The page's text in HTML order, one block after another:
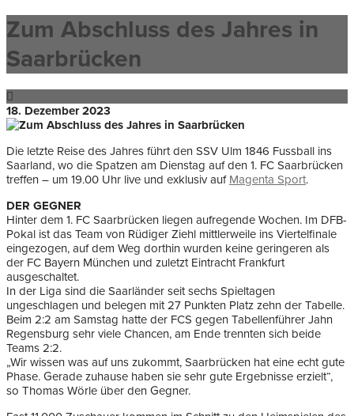
Zum Abschluss des Jahres in
Saarbrücken
18. Dezember 2023
Die letzte Reise des Jahres führt den SSV Ulm 1846 Fussball ins
Saarland, wo die Spatzen am Dienstag auf den 1. FC Saarbrücken
treffen – um 19.00 Uhr live und exklusiv auf Magenta Sport.
DER GEGNER
Hinter dem 1. FC Saarbrücken liegen aufregende Wochen. Im DFB-
Pokal ist das Team von Rüdiger Ziehl mittlerweile ins Viertelfinale
eingezogen, auf dem Weg dorthin wurden keine geringeren als
der FC Bayern München und zuletzt Eintracht Frankfurt
ausgeschaltet.
In der Liga sind die Saarländer seit sechs Spieltagen
ungeschlagen und belegen mit 27 Punkten Platz zehn der Tabelle.
Beim 2:2 am Samstag hatte der FCS gegen Tabellenführer Jahn
Regensburg sehr viele Chancen, am Ende trennten sich beide
Teams 2:2.
„Wir wissen was auf uns zukommt, Saarbrücken hat eine echt gute
Phase. Gerade zuhause haben sie sehr gute Ergebnisse erzielt“,
so Thomas Wörle über den Gegner.